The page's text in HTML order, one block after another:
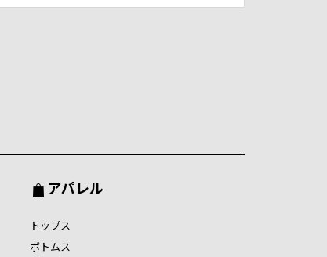
アパレル
トップス
ボトムス